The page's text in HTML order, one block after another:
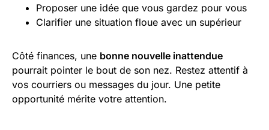
Proposer une idée que vous gardez pour vous
Clarifier une situation floue avec un supérieur
Côté finances, une bonne nouvelle inattendue
pourrait pointer le bout de son nez. Restez attentif à
vos courriers ou messages du jour. Une petite
opportunité mérite votre attention.